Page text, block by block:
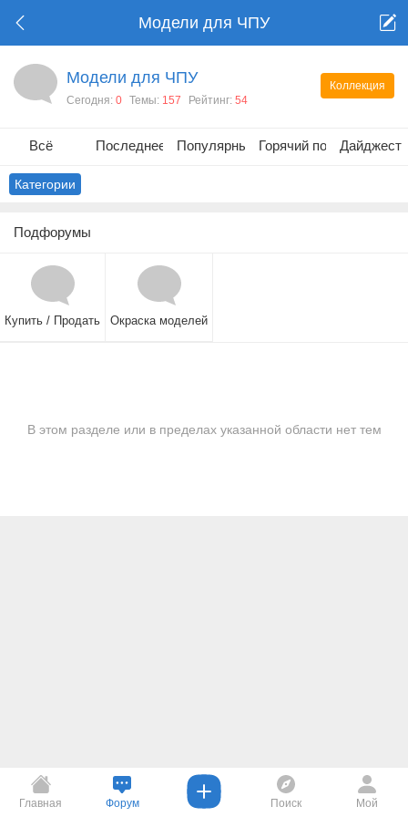
Модели для ЧПУ
Коллекция
Модели для ЧПУ
Сегодня: 0 Темы: 157 Рейтинг: 54
Всё Последнее Популярные Горячий постДайджест
Категории
Подфорумы
Купить / Продать Окраска моделей
В этом разделе или в пределах указанной области нет тем
Главная Форум Поиск Мой